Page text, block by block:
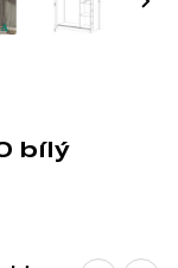
bílý